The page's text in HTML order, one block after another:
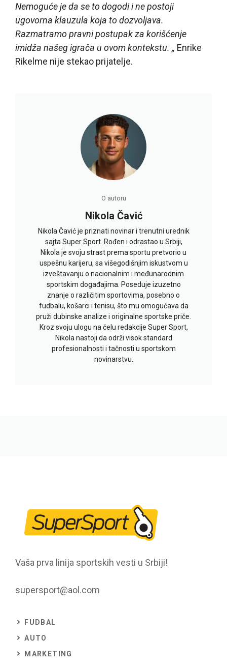
Nemoguće je da se to dogodi i ne postoji
ugovorna klauzula koja to dozvoljava.
Razmatramo pravni postupak za korišćenje
imidža našeg igrača u ovom kontekstu. „ Enrike
Rikelme nije stekao prijatelje.
O autoru
Nikola Čavić
Nikola Čavić je priznati novinar i trenutni urednik
sajta Super Sport. Rođen i odrastao u Srbiji,
Nikola je svoju strast prema sportu pretvorio u
uspešnu karijeru, sa višegodišnjim iskustvom u
izveštavanju o nacionalnim i međunarodnim
sportskim događajima. Poseduje izuzetno
znanje o različitim sportovima, posebno o
fudbalu, košarci i tenisu, što mu omogućava da
pruži dubinske analize i originalne sportske priče.
Kroz svoju ulogu na čelu redakcije Super Sport,
Nikola nastoji da održi visok standard
profesionalnosti i tačnosti u sportskom
novinarstvu.
Vaša prva linija sportskih vesti u Srbiji!
supersport@aol.com
FUDBAL
AUTO
MARKETING